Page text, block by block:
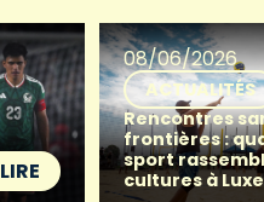
LIRE
08/06/2026
ACTUALITÉS
Rencontres
frontières :
sport
cultures à